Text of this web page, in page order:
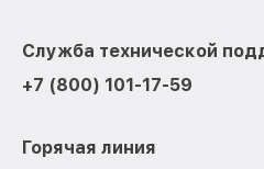
Служба технической
+7 (800) 101-17-59
Горячая линия